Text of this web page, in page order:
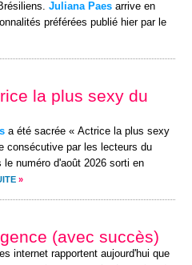
Juliana Paes arrive en
préférées publié hier par le
la plus sexy du
a été sacrée « Actrice la plus sexy
consécutive par les lecteurs du
le numéro d'août 2026 sorti en
»
(avec succès)
internet rapportent aujourd'hui que